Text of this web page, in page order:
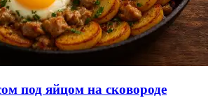
под яйцом на сковороде